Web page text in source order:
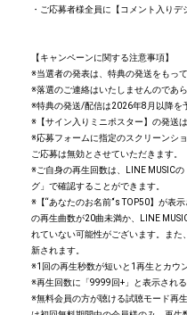
・ご応募者様全員に【コメント入りデ
【キャンペーンに関する注意事項】
※当選者の発表は、特典の発送をもっ
※落選のご連絡はいたしませんのであ
※特典の発送/配信は2026年8月以降を
※【サイン入りミニポスター】の発送
※応募フォームに指定のスクリーンシ
ご応募は無効とさせていただきます。
※ご自身の再生回数は、LINE MUSIC
グ」で確認することができます。
※【“あなたのお名前”‘s TOP50】が表
の再生曲数が20曲未満か、LINE
れていない可能性がございます。ま
新されます。
※1回の再生秒数が短いと1再生とカウ
※再生回数に「9999回+」と表示される
※無料会員の方が聴ける試聴モード再